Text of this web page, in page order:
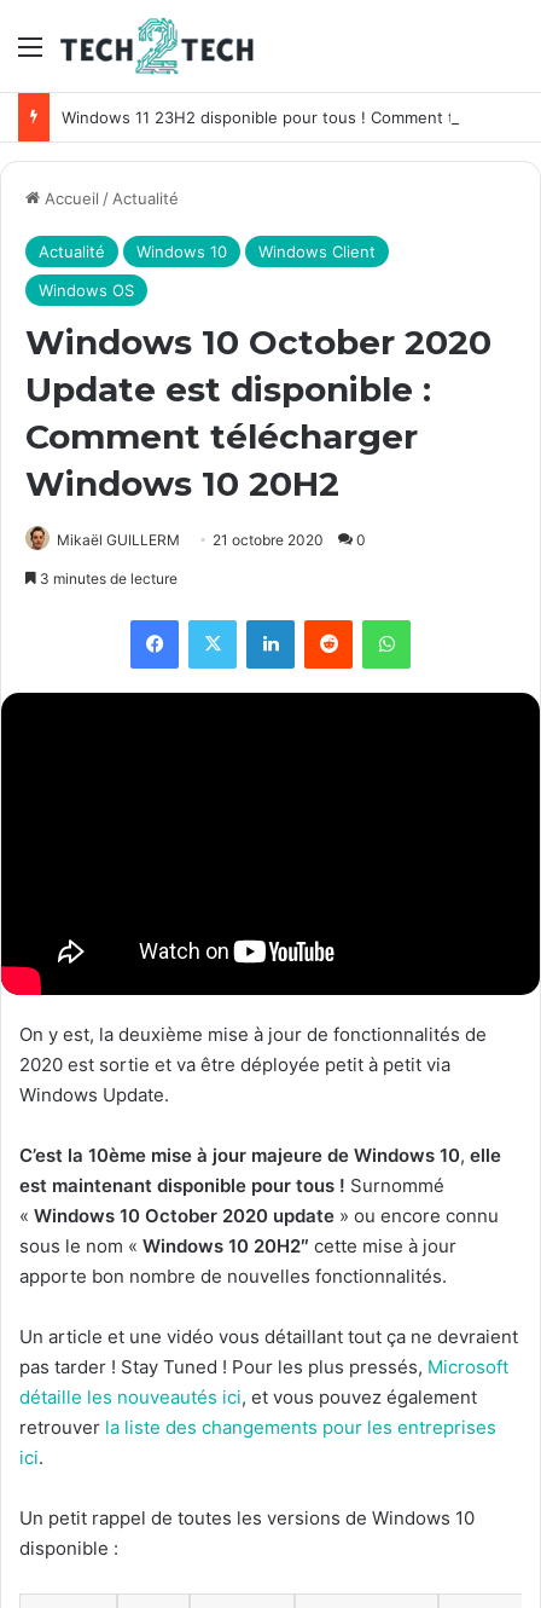
Menu
Accueil /Actualité
Actualité Windows 10
Windows Client
Windows OS
Windows 10 October 2020
Update est disponible :
Comment télécharger
Windows 10 20H2
Mikaël GUILLERM 21 octobre 2020 0
3 minutes de lecture
Facebook
X LinkedinReddit WhatsApp
On y est, la deuxième mise à jour de fonctionnalités de
2020 est sortie et va être déployée petit à petit via
Windows Update.
C’est la 10ème mise à jour majeure de Windows 10, elle
est maintenant disponible pour tous ! Surnommé
« Windows 10 October 2020 update » ou encore connu
sous le nom « Windows 10 20H2″ cette mise à jour
apporte bon nombre de nouvelles fonctionnalités.
Un article et une vidéo vous détaillant tout ça ne devraient
pas tarder ! Stay Tuned ! Pour les plus pressés, Microsoft
détaille les nouveautés ici, et vous pouvez également
retrouver la liste des changements pour les entreprises
ici.
Un petit rappel de toutes les versions de Windows 10
disponible :